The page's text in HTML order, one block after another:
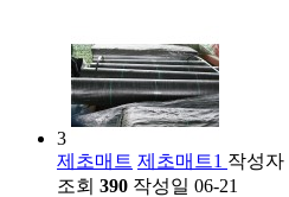
3
제초매트 제초매트1 작성자
조회 390 작성일 06-21